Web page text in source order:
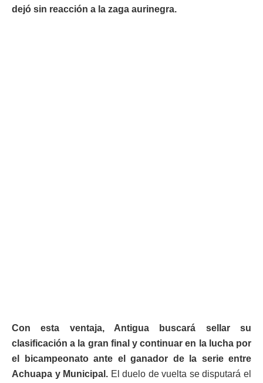
dejó sin reacción a la zaga aurinegra.
Con esta ventaja, Antigua buscará sellar su
clasificación a la gran final y continuar en la lucha por
el bicampeonato ante el ganador de la serie entre
Achuapa y Municipal. El duelo de vuelta se disputará el